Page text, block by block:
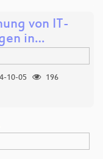
von IT-
in…
10-05
196